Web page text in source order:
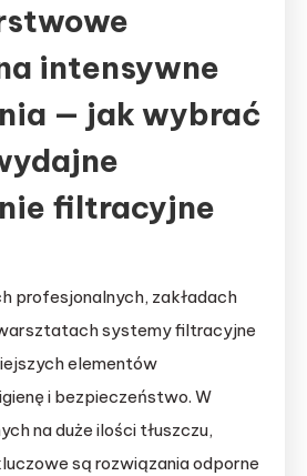
intensywne
— jak wybrać
filtracyjne
profesjonalnych, zakładach
systemy filtracyjne
elementów
i bezpieczeństwo. W
na duże ilości tłuszczu,
są rozwiązania odporne